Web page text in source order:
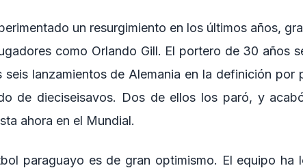
un resurgimiento en los últimos años,
como Orlando Gill. El portero de 30 años
lanzamientos de Alemania en la definición por
de dieciseisavos. Dos de ellos los paró, y
ahora en el Mundial.
paraguayo es de gran optimismo. El equipo ha